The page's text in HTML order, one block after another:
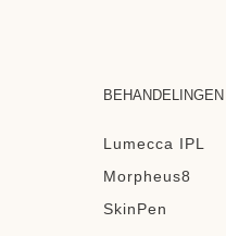
BEHANDELINGEN
Lumecca IPL
Morpheus8
SkinPen